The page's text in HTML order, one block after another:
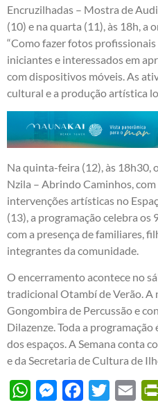
Encruzilhadas – Mostra de
(10) e na quarta (11), às 18h, a
“Como fazer fotos profissionais
iniciantes e interessados em
com dispositivos móveis. As
cultural e a produção artística
Na quinta-feira (12), às 18h30,
Nzila – Abrindo Caminhos,
intervenções artísticas no
(13), a programação celebra os
com a presença de familiares,
integrantes da comunidade.
O encerramento acontece no
tradicional Otambí de Verão.
Gongombira de Percussão e
Dilazenze. Toda a
dos espaços. A Semana conta
e da Secretaria de Cultura de
WhatsAppMessengerFacebook
Twitter